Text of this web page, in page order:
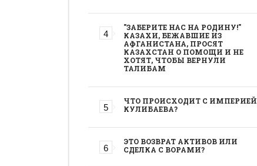
"ЗАБЕРИТЕ НАС НА РОДИНУ!"
КАЗАХИ, БЕЖАВШИЕ ИЗ
АФГАНИСТАНА, ПРОСЯТ
КАЗАХСТАН О ПОМОЩИ И НЕ
ХОТЯТ, ЧТОБЫ ВЕРНУЛИ
ТАЛИБАМ
ЧТО ПРОИСХОДИТ С ИМПЕРИЕЙ
КУЛИБАЕВА?
ЭТО ВОЗВРАТ АКТИВОВ ИЛИ
СДЕЛКА С ВОРАМИ?